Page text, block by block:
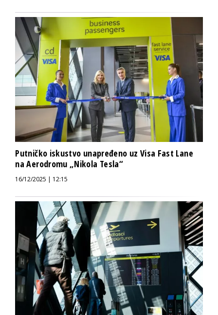
Putničko iskustvo unapređeno uz Visa Fast Lane
na Aerodromu „Nikola Tesla“
16/12/2025 | 12:15